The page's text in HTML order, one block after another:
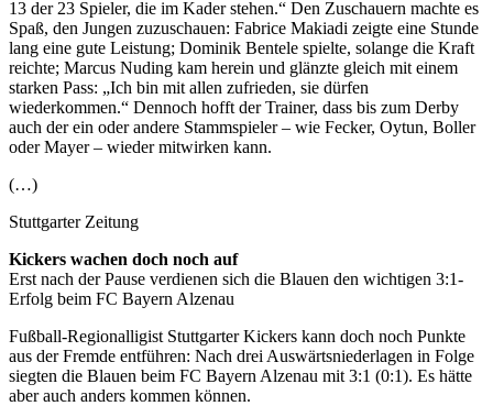
13 der 23 Spieler, die im Kader stehen.“ Den Zuschauern machte es
Spaß, den Jungen zuzuschauen: Fabrice Makiadi zeigte eine Stunde
lang eine gute Leistung; Dominik Bentele spielte, solange die Kraft
reichte; Marcus Nuding kam herein und glänzte gleich mit einem
starken Pass: „Ich bin mit allen zufrieden, sie dürfen
wiederkommen.“ Dennoch hofft der Trainer, dass bis zum Derby
auch der ein oder andere Stammspieler – wie Fecker, Oytun, Boller
oder Mayer – wieder mitwirken kann.
(…)
Stuttgarter Zeitung
Kickers wachen doch noch auf
Erst nach der Pause verdienen sich die Blauen den wichtigen 3:1-
Erfolg beim FC Bayern Alzenau
Fußball-Regionalligist Stuttgarter Kickers kann doch noch Punkte
aus der Fremde entführen: Nach drei Auswärtsniederlagen in Folge
siegten die Blauen beim FC Bayern Alzenau mit 3:1 (0:1). Es hätte
aber auch anders kommen können.